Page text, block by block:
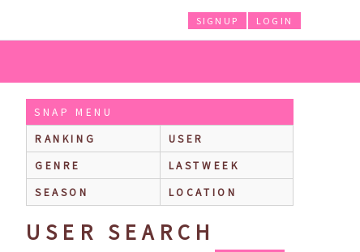
LOGIN
SIGNUP
SNAP MENU
RANKING
USER
GENRE
LASTWEEK
SEASON
LOCATION
USER SEARCH